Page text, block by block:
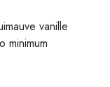
vanille